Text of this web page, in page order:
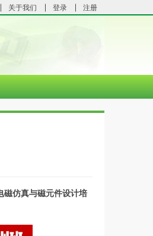
关于我们 登录 注册
磁仿真与磁元件设计培